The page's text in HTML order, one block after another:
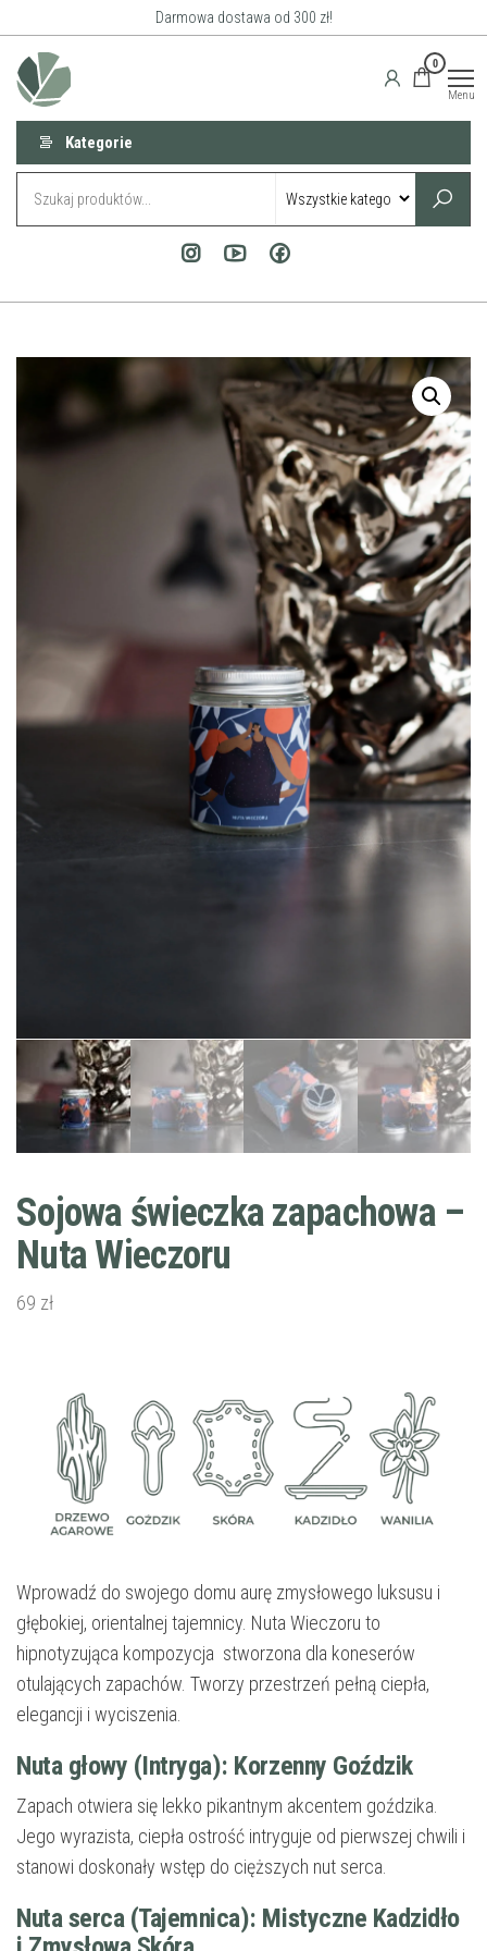
treści
Darmowa dostawa od 300 zł!
0
Menu
Kategorie
Sojowa świeczka zapachowa –
Nuta Wieczoru
69 zł
Wprowadź do swojego domu aurę zmysłowego luksusu i
głębokiej, orientalnej tajemnicy. Nuta Wieczoru to
hipnotyzująca kompozycja stworzona dla koneserów
otulających zapachów. Tworzy przestrzeń pełną ciepła,
elegancji i wyciszenia.
Nuta głowy (Intryga): Korzenny Goździk
Zapach otwiera się lekko pikantnym akcentem goździka.
Jego wyrazista, ciepła ostrość intryguje od pierwszej chwili i
stanowi doskonały wstęp do cięższych nut serca.
Nuta serca (Tajemnica): Mistyczne Kadzidło